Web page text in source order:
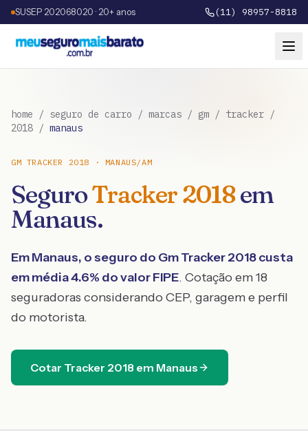
SUSEP 202068020 · 20+ anos (11) 98957-8818
home / seguro de carro / marcas / gm / tracker /
2018 / manaus
GM TRACKER 2018 · MANAUS/AM
SeguroTracker2018em
Manaus.
EmManaus, o seguro do GmTracker2018custa
em média4.6% do valor FIPE. Cotação em 18
seguradoras considerando CEP, garagem e perfil
do motorista.
Cotar Tracker 2018 em Manaus